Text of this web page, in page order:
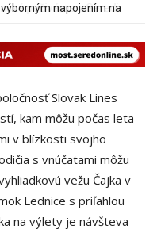
napojením na
Slovak Lines
kam môžu počas leta
v blízkosti svojho
s vnúčatami môžu
vežu Čajka v
Lednice s priľahlou
na výlety je návšteva